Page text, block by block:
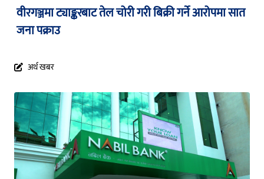
वीरगञ्जमा ट्याङ्करबाट तेल चोरी गरी बिक्री गर्ने आरोपमा सात
जना पक्राउ
अर्थ खबर